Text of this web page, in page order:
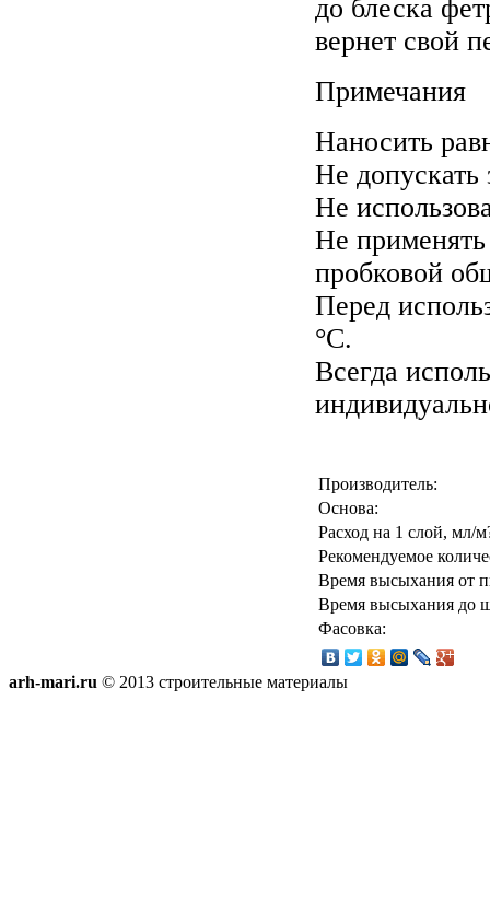
до блеска
вернет свой
Примечания
Наносить
Не допускать
Не
Не
пробковой
Перед
°C.
Всегда
Производитель:
Основа:
Расход на 1 слой, мл/
Рекомендуемое
Время высыхания от
Время высыхания до
Фасовка:
arh-mari.ru © 2013 строительные материалы